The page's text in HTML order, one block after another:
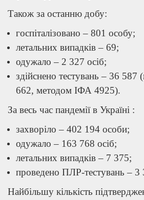
Також за останню добу:
госпіталізовано – 801 особу;
летальних випадків – 69;
одужало – 2 327 осіб;
здійснено тестувань – 36
662, методом ІФА 4925).
За весь час пандемії в Україні :
захворіло – 402 194 особи;
одужало – 163 768 осіб;
летальних випадків – 7 375;
проведено ПЛР-тестувань – 3
Найбільшу кількість